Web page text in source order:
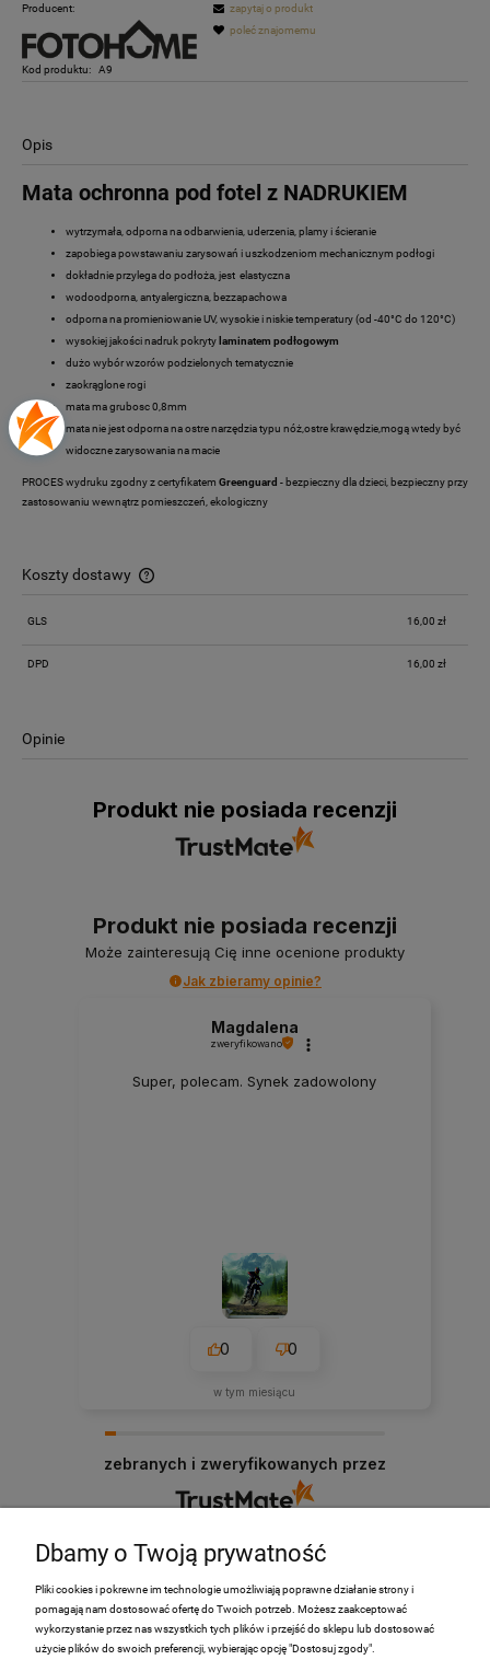
Producent:
Kod produktu: A9
zapytaj o produkt
poleć znajomemu
Opis
Mata ochronna pod fotel z NADRUKIEM
wytrzymała, odporna na odbarwienia, uderzenia, plamy i ścieranie
zapobiega powstawaniu zarysowań i uszkodzeniom mechanicznym podłogi
dokładnie przylega do podłoża, jest elastyczna
wodoodporna, antyalergiczna, bezzapachowa
odporna na promieniowanie UV, wysokie i niskie temperatury (od -40°C do 120°C)
wysokiej jakości nadruk pokryty laminatem podłogowym
dużo wybór wzorów podzielonych tematycznie
zaokrąglone rogi
mata ma grubosc 0,8mm
mata nie jest odporna na ostre narzędzia typu nóż,ostre krawędzie,mogą wtedy być
widoczne zarysowania na macie
PROCES wydruku zgodny z certyfikatem Greenguard - bezpieczny dla dzieci, bezpieczny przy
zastosowaniu wewnątrz pomieszczeń, ekologiczny
Koszty dostawy
Cena nie zawiera ewentualnych kosztów płatności
GLS 16,00 zł
DPD 16,00 zł
Opinie
Produkt nie posiada recenzji
Produkt nie posiada recenzji
Może zainteresują Cię inne ocenione produkty
Jak zbieramy opinie?
Magdalena
zweryfikowano
Super, polecam. Synek zadowolony
0 0
w tym miesiącu
zebranych i zweryfikowanych przez
PRODUKTY
Dbamy o Twoją prywatność
Pliki cookies i pokrewne im technologie umożliwiają poprawne działanie strony i
pomagają nam dostosować ofertę do Twoich potrzeb. Możesz zaakceptować
wykorzystanie przez nas wszystkich tych plików i przejść do sklepu lub dostosować
użycie plików do swoich preferencji, wybierając opcję "Dostosuj zgody".